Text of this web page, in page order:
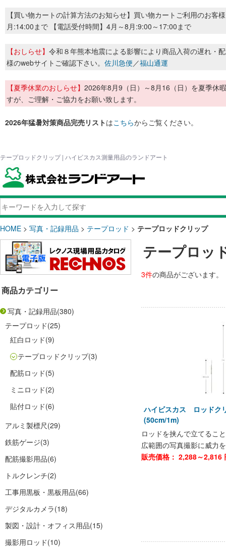
【買い物カートの計算方法のお知らせ】買い物カートご利用のお客
月:14:00まで 【電話受付時間】4月～8月:9:00～17:00まで
【おしらせ】 令和８年熊本地震による影響により商品入荷の遅れ・
様のwebサイトご確認下さい。 佐川急便／福山通運
【夏季休業のおしらせ】 2026年8月9（日）～8月16（日）を夏季休
すが、ご理解・ご協力をお願い致します。
2026年猛暑対策商品完売リストはこちらからご覧ください。
テープロッドクリップ | ハイビスカス測量用品のランドアート
HOME > 写真・記録用品 > テープロッド > テープロッドクリップ
商品カテゴリー
写真・記録用品(380)
テープロッド(25)
紅白ロッド(9)
テープロッドクリップ(3)
配筋ロッド(5)
ミニロッド(2)
貼付ロッド(6)
アルミ製標尺(29)
鉄筋ゲージ(3)
配筋撮影用品(6)
トルクレンチ(2)
工事用黒板・黒板用品(66)
デジタルカメラ(18)
製図・設計・オフィス用品(15)
撮影用ロッド(10)
テープロッ
3件の商品がございます。
ハイビスカス ロッド
(50cm/1m)
ロッドを挟んで立てるこ
広範囲の写真撮影に威力
販売価格： 2,288～2,816